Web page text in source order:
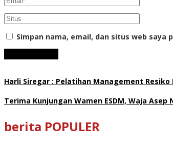
Simpan nama, email, dan situs web
Harli Siregar : Pelatihan Management
Terima Kunjungan Wamen ESDM, Waja Asep
berita POPULER